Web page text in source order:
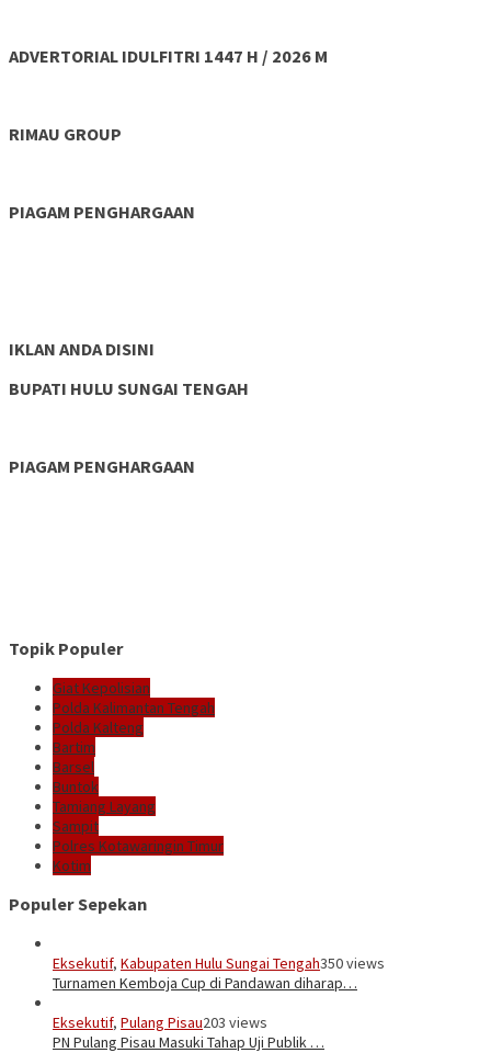
ADVERTORIAL IDULFITRI 1447 H / 2026 M
RIMAU GROUP
PIAGAM PENGHARGAAN
IKLAN ANDA DISINI
BUPATI HULU SUNGAI TENGAH
PIAGAM PENGHARGAAN
Topik Populer
Giat Kepolisian
Polda Kalimantan Tengah
Polda Kalteng
Bartim
Barsel
Buntok
Tamiang Layang
Sampit
Polres Kotawaringin Timur
Kotim
Populer Sepekan
Eksekutif, Kabupaten Hulu Sungai Tengah350 views
Turnamen Kemboja Cup di Pandawan diharap…
Eksekutif, Pulang Pisau203 views
PN Pulang Pisau Masuki Tahap Uji Publik …